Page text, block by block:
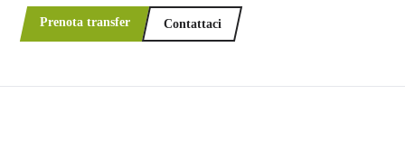
Prenota transfer Contattaci